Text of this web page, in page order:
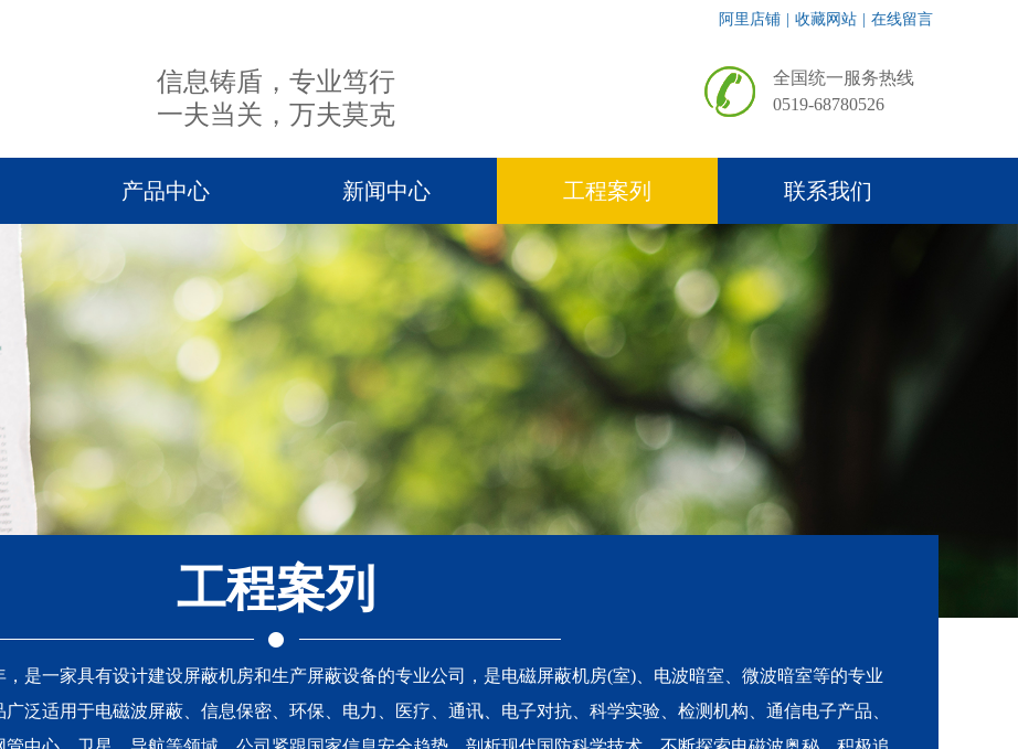
阿里店铺 收藏网站 在线留言
信息铸盾，专业笃行
一夫当关，万夫莫克
全国统一服务热线
0519-68780526
产品中心 新闻中心 工程案列 联系我们
工程案列
是一家具有设计建设屏蔽机房和生产屏蔽设备的专业公司，是电磁屏蔽机房(室)、电波暗室、微波暗室等的专业
泛适用于电磁波屏蔽、信息保密、环保、电力、医疗、通讯、电子对抗、科学实验、检测机构、通信电子产品、